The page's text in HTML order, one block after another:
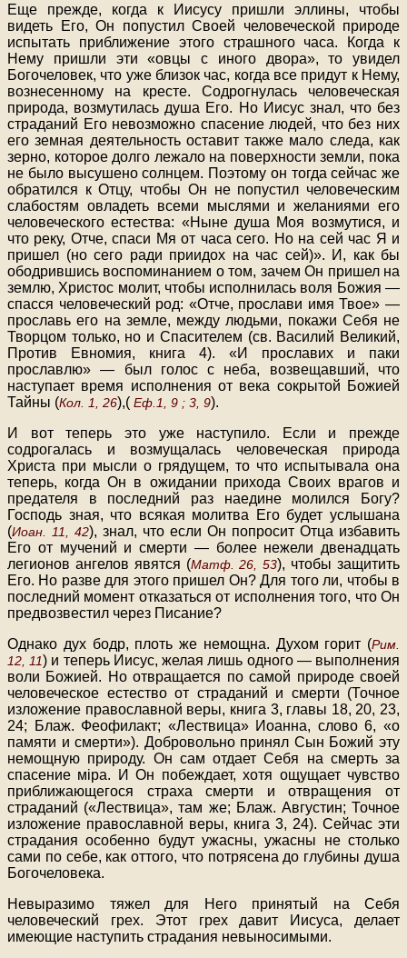
Еще прежде, когда к Иисусу пришли эллины, чтобы
видеть Его, Он попустил Своей человеческой природе
испытать приближение этого страшного часа. Когда к
Нему пришли эти «овцы с иного двора», то увидел
Богочеловек, что уже близок час, когда все придут к Нему,
вознесенному на кресте. Содрогнулась человеческая
природа, возмутилась душа Его. Но Иисус знал, что без
страданий Его невозможно спасение людей, что без них
его земная деятельность оставит также мало следа, как
зерно, которое долго лежало на поверхности земли, пока
не было высушено солнцем. Поэтому он тогда сейчас же
обратился к Отцу, чтобы Он не попустил человеческим
слабостям овладеть всеми мыслями и желаниями его
человеческого естества: «Ныне душа Моя возмутися, и
что реку, Отче, спаси Мя от часа сего. Но на сей час Я и
пришел (но сего ради приидох на час сей)». И, как бы
ободрившись воспоминанием о том, зачем Он пришел на
землю, Христос молит, чтобы исполнилась воля Божия —
спасся человеческий род: «Отче, прослави имя Твое» —
прославь его на земле, между людьми, покажи Себя не
Творцом только, но и Спасителем (св. Василий Великий,
Против Евномия, книга 4). «И прославих и паки
прославлю» — был голос с неба, возвещавший, что
наступает время исполнения от века сокрытой Божией
Тайны (Кол. 1, 26),( Еф.1, 9 ; 3, 9).
И вот теперь это уже наступило. Если и прежде
содрогалась и возмущалась человеческая природа
Христа при мысли о грядущем, то что испытывала она
теперь, когда Он в ожидании прихода Своих врагов и
предателя в последний раз наедине молился Богу?
Господь зная, что всякая молитва Его будет услышана
(Иоан. 11, 42), знал, что если Он попросит Отца избавить
Его от мучений и смерти — более нежели двенадцать
легионов ангелов явятся (Матф. 26, 53), чтобы защитить
Его. Но разве для этого пришел Он? Для того ли, чтобы в
последний момент отказаться от исполнения того, что Он
предвозвестил через Писание?
Однако дух бодр, плоть же немощна. Духом горит (Рим.
12, 11) и теперь Иисус, желая лишь одного — выполнения
воли Божией. Но отвращается по самой природе своей
человеческое естество от страданий и смерти (Точное
изложение православной веры, книга 3, главы 18, 20, 23,
24; Блаж. Феофилакт; «Лествица» Иоанна, слово 6, «о
памяти и смерти»). Добровольно принял Сын Божий эту
немощную природу. Он сам отдает Себя на смерть за
спасение мipa. И Он побеждает, хотя ощущает чувство
приближающегося страха смерти и отвращения от
страданий («Лествица», там же; Блаж. Августин; Точное
изложение православной веры, книга 3, 24). Сейчас эти
страдания особенно будут ужасны, ужасны не столько
сами по себе, как оттого, что потрясена до глубины душа
Богочеловека.
Невыразимо тяжел для Него принятый на Себя
человеческий грех. Этот грех давит Иисуса, делает
имеющие наступить страдания невыносимыми.